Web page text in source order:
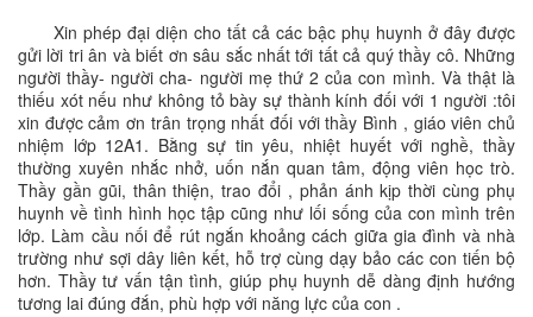
Xin phép đại diện cho tất cả các bậc phụ huynh ở đây được
gửi lời tri ân và biết ơn sâu sắc nhất tới tất cả quý thầy cô. Những
người thầy- người cha- người mẹ thứ 2 của con mình. Và thật là
thiếu xót nếu như không tỏ bày sự thành kính đối với 1 người :tôi
xin được cảm ơn trân trọng nhất đối với thầy Bình , giáo viên chủ
nhiệm lớp 12A1. Bằng sự tin yêu, nhiệt huyết với nghề, thầy
thường xuyên nhắc nhở, uốn nắn quan tâm, động viên học trò.
Thầy gần gũi, thân thiện, trao đổi , phản ánh kịp thời cùng phụ
huynh về tình hình học tập cũng như lối sống của con mình trên
lớp. Làm cầu nối để rút ngắn khoảng cách giữa gia đình và nhà
trường như sợi dây liên kết, hỗ trợ cùng dạy bảo các con tiến bộ
hơn. Thầy tư vấn tận tình, giúp phụ huynh dễ dàng định hướng
tương lai đúng đắn, phù hợp với năng lực của con .